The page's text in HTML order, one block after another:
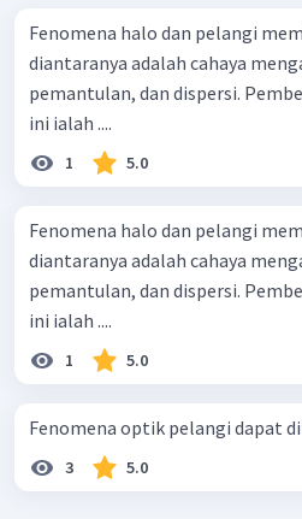
Fenomena halo dan pelangi
diantaranya adalah cahaya
pemantulan, dan dispersi.
ini ialah ....
1 5.0
Fenomena halo dan pelangi
diantaranya adalah cahaya
pemantulan, dan dispersi.
ini ialah ....
1 5.0
Fenomena optik pelangi dapat
3 5.0